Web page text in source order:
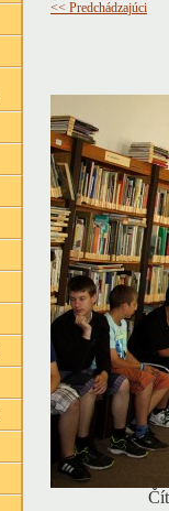
<< Predchádzajúci